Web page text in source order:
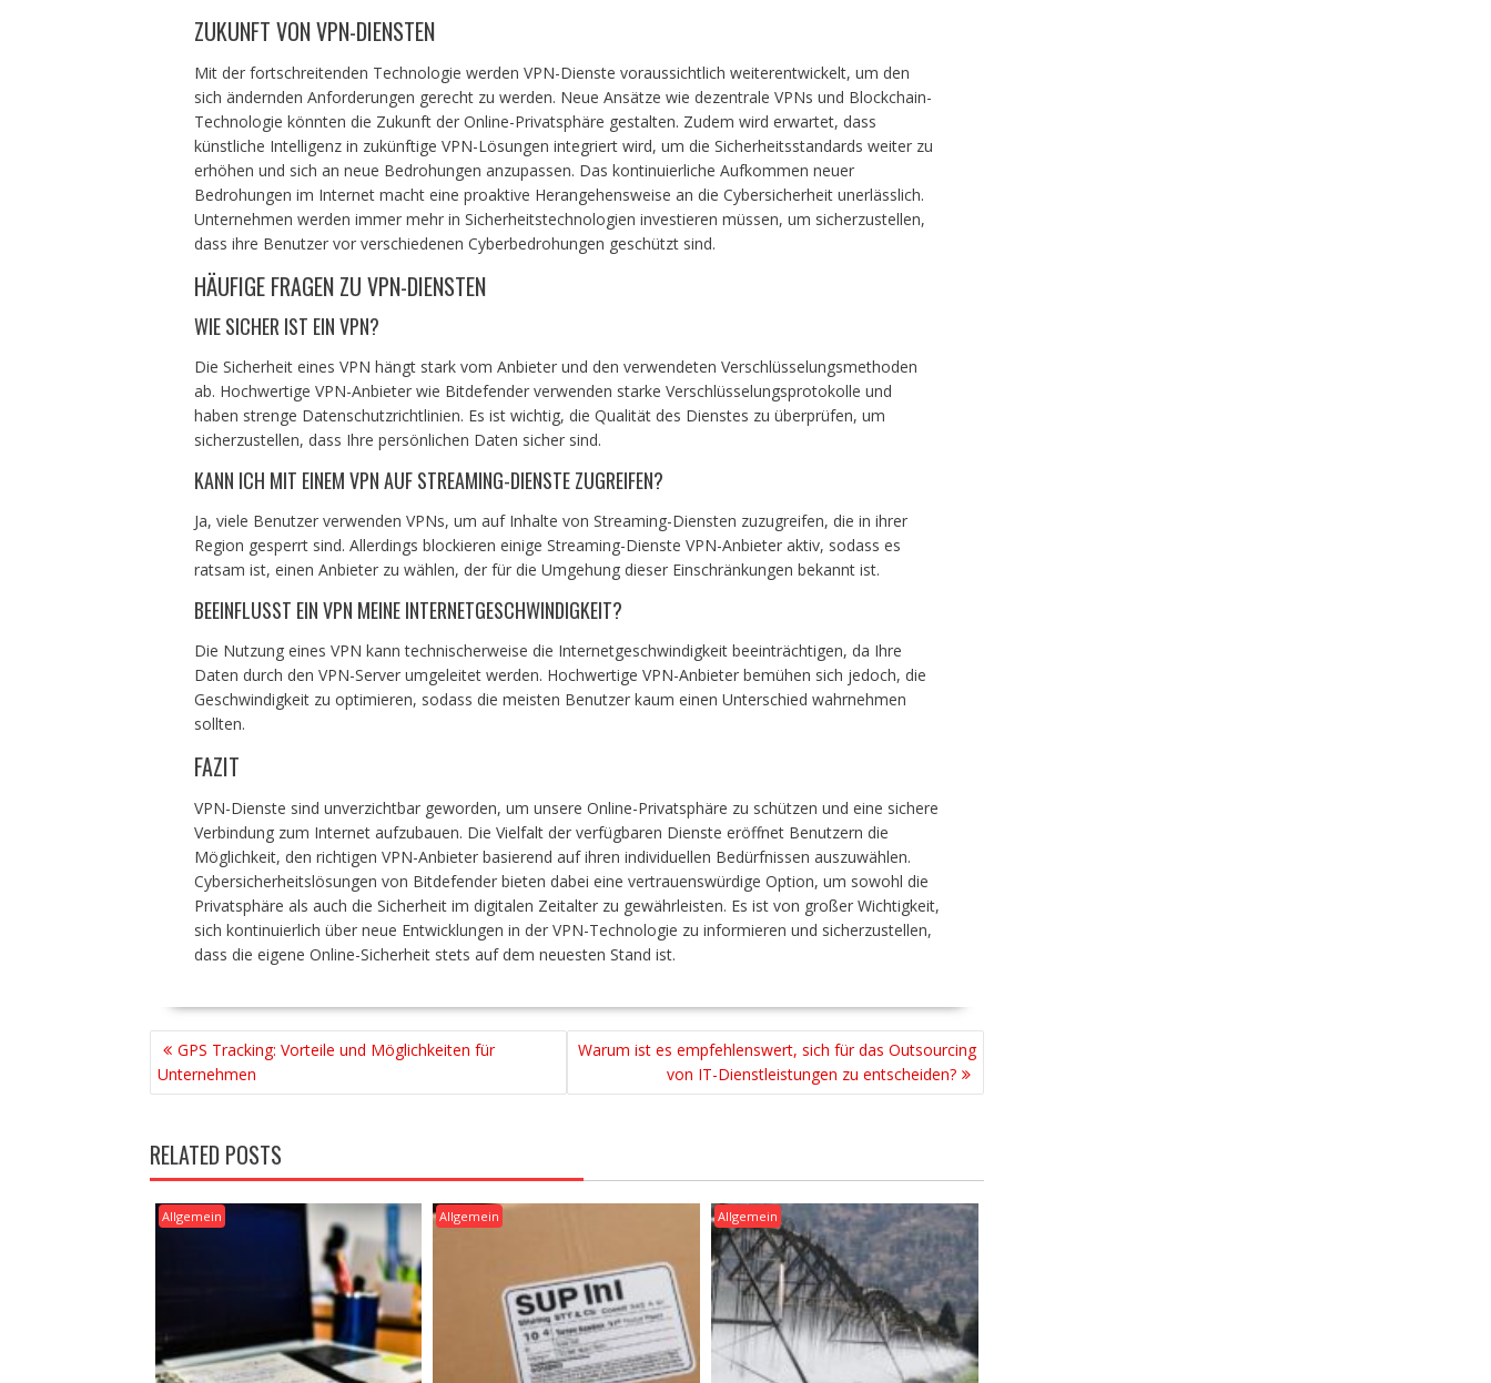
ZUKUNFT VON VPN-DIENSTEN
Mit der fortschreitenden Technologie werden VPN-Dienste voraussichtlich weiterentwickelt, um den
sich ändernden Anforderungen gerecht zu werden. Neue Ansätze wie dezentrale VPNs und Blockchain-
Technologie könnten die Zukunft der Online-Privatsphäre gestalten. Zudem wird erwartet, dass
künstliche Intelligenz in zukünftige VPN-Lösungen integriert wird, um die Sicherheitsstandards weiter zu
erhöhen und sich an neue Bedrohungen anzupassen. Das kontinuierliche Aufkommen neuer
Bedrohungen im Internet macht eine proaktive Herangehensweise an die Cybersicherheit unerlässlich.
Unternehmen werden immer mehr in Sicherheitstechnologien investieren müssen, um sicherzustellen,
dass ihre Benutzer vor verschiedenen Cyberbedrohungen geschützt sind.
HÄUFIGE FRAGEN ZU VPN-DIENSTEN
WIE SICHER IST EIN VPN?
Die Sicherheit eines VPN hängt stark vom Anbieter und den verwendeten Verschlüsselungsmethoden
ab. Hochwertige VPN-Anbieter wie Bitdefender verwenden starke Verschlüsselungsprotokolle und
haben strenge Datenschutzrichtlinien. Es ist wichtig, die Qualität des Dienstes zu überprüfen, um
sicherzustellen, dass Ihre persönlichen Daten sicher sind.
KANN ICH MIT EINEM VPN AUF STREAMING-DIENSTE ZUGREIFEN?
Ja, viele Benutzer verwenden VPNs, um auf Inhalte von Streaming-Diensten zuzugreifen, die in ihrer
Region gesperrt sind. Allerdings blockieren einige Streaming-Dienste VPN-Anbieter aktiv, sodass es
ratsam ist, einen Anbieter zu wählen, der für die Umgehung dieser Einschränkungen bekannt ist.
BEEINFLUSST EIN VPN MEINE INTERNETGESCHWINDIGKEIT?
Die Nutzung eines VPN kann technischerweise die Internetgeschwindigkeit beeinträchtigen, da Ihre
Daten durch den VPN-Server umgeleitet werden. Hochwertige VPN-Anbieter bemühen sich jedoch, die
Geschwindigkeit zu optimieren, sodass die meisten Benutzer kaum einen Unterschied wahrnehmen
sollten.
FAZIT
VPN-Dienste sind unverzichtbar geworden, um unsere Online-Privatsphäre zu schützen und eine sichere
Verbindung zum Internet aufzubauen. Die Vielfalt der verfügbaren Dienste eröffnet Benutzern die
Möglichkeit, den richtigen VPN-Anbieter basierend auf ihren individuellen Bedürfnissen auszuwählen.
Cybersicherheitslösungen von Bitdefender bieten dabei eine vertrauenswürdige Option, um sowohl die
Privatsphäre als auch die Sicherheit im digitalen Zeitalter zu gewährleisten. Es ist von großer Wichtigkeit,
sich kontinuierlich über neue Entwicklungen in der VPN-Technologie zu informieren und sicherzustellen,
dass die eigene Online-Sicherheit stets auf dem neuesten Stand ist.
BEITRAGSNAVIGATION
GPS Tracking: Vorteile und Möglichkeiten für
Unternehmen
Warum ist es empfehlenswert, sich für das Outsourcing
von IT-Dienstleistungen zu entscheiden?
RELATED POSTS
Allgemein Allgemein Allgemein